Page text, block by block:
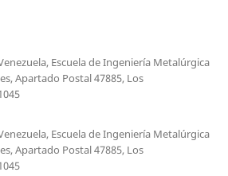
Escuela de Ingeniería Metalúrgica
Apartado Postal 47885, Los
Escuela de Ingeniería Metalúrgica
Apartado Postal 47885, Los